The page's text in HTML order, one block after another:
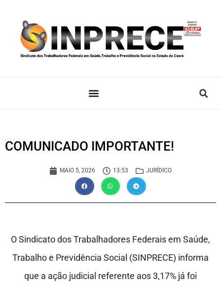
COMUNICADO IMPORTANTE!
MAIO 5, 2026 13:53 JURÍDICO
O Sindicato dos Trabalhadores Federais em Saúde,
Trabalho e Previdência Social (SINPRECE) informa
que a ação judicial referente aos 3,17% já foi